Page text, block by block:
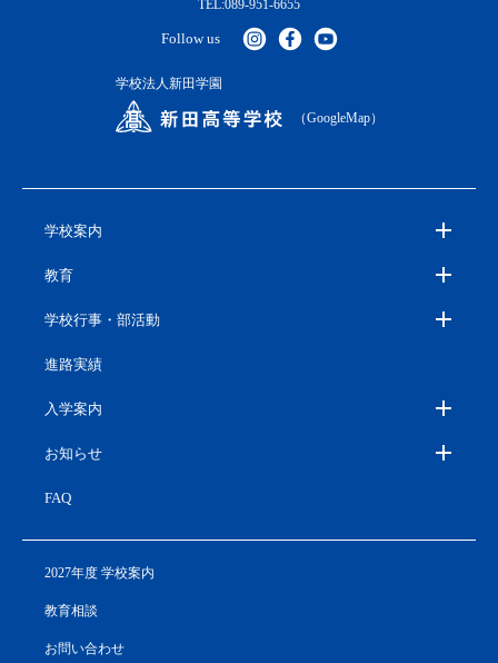
TEL:089-951-6655
Follow us
学校法人新田学園
（GoogleMap）
学校案内
教育
学校行事・部活動
進路実績
入学案内
お知らせ
FAQ
2027年度 学校案内
教育相談
お問い合わせ